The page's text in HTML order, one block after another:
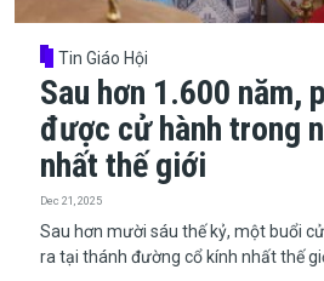
Tin Giáo Hội
Sau hơn 1.600 năm,
được cử hành trong
nhất thế giới
Dec 21, 2025
​​​​​​​Sau hơn mười sáu thế kỷ, một buổi
ra tại thánh đường cổ kính nhất thế